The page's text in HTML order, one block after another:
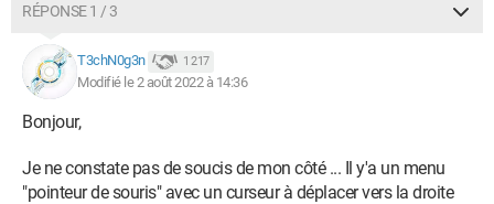
RÉPONSE 1 / 3
T3chN0g3n 1 217
Modifié le 2 août 2022 à 14:36
Bonjour,
Je ne constate pas de soucis de mon côté ... Il y'a un menu
"pointeur de souris" avec un curseur à déplacer vers la droite